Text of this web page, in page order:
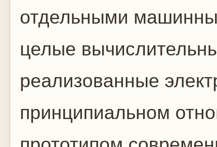
отдельными
целые
реализованные
принципиальном